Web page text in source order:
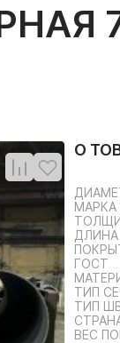
О
МАРКА
ДЛИНА
ГОСТ
ТИП
ТИП
ВЕС